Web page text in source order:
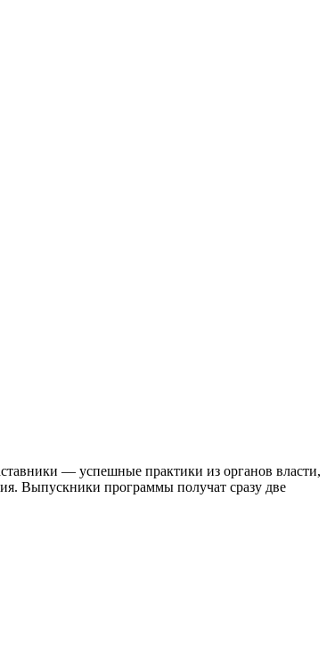
— успешные практики из органов власти,
Выпускники программы получат сразу две